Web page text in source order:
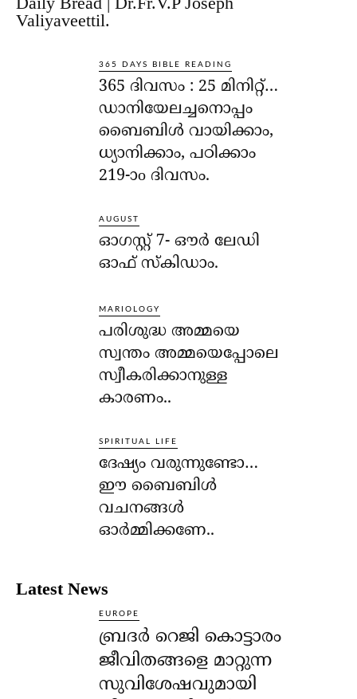
Valiyaveettil.
365 DAYS BIBLE READING
365 ദിവസം : 25 മിനിറ്റ്…
ഡാനിയേലച്ചനൊപ്പം
ബൈബിൾ വായിക്കാം,
ധ്യാനിക്കാം, പഠിക്കാം
219-ാo ദിവസം.
AUGUST
ഓഗസ്റ്റ് 7- ഔര്‍ ലേഡി
ഓഫ് സ്‌കിഡാം.
MARIOLOGY
പരിശുദ്ധ അമ്മയെ
സ്വന്തം അമ്മയെപ്പോലെ
സ്വീകരിക്കാനുള്ള
കാരണം..
SPIRITUAL LIFE
ദേഷ്യം വരുന്നുണ്ടോ…
ഈ ബൈബിള്‍
വചനങ്ങള്‍
ഓര്‍മ്മിക്കണേ..
Latest News
EUROPE
ബ്രദർ റെജി കൊട്ടാരം
ജീവിതങ്ങളെ മാറ്റുന്ന
സുവിശേഷവുമായി